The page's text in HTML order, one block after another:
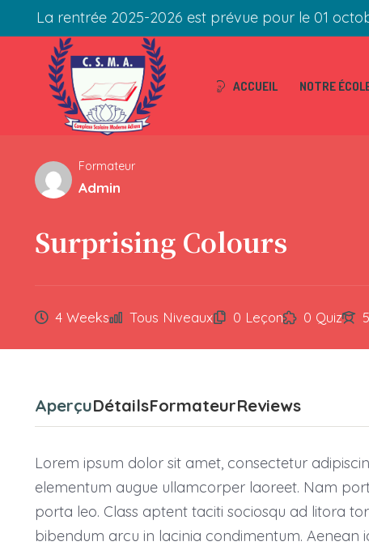
La rentrée 2025-2026 est prévue pour le 01
ACCUEIL NOTRE
Formateur
Admin
Surprising Colours
4 Weeks Tous Niveaux 0 Leçon 0 Quiz
AperçuDétailsFormateurReviews
Lorem ipsum dolor sit amet, consectetur
elementum augue ullamcorper laoreet. Nam
porta leo. Class aptent taciti sociosqu ad litora
bibendum arcu in lacinia condimentum. Aenean